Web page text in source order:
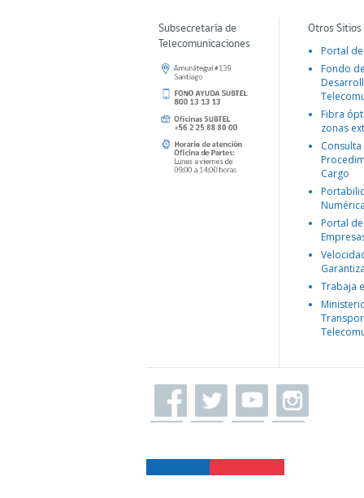
Subsecretaría de
Telecomunicaciones
Otros
Portal
Fondo
Fibra
zonas
Consulta
Cargo
Portal
Trabaja